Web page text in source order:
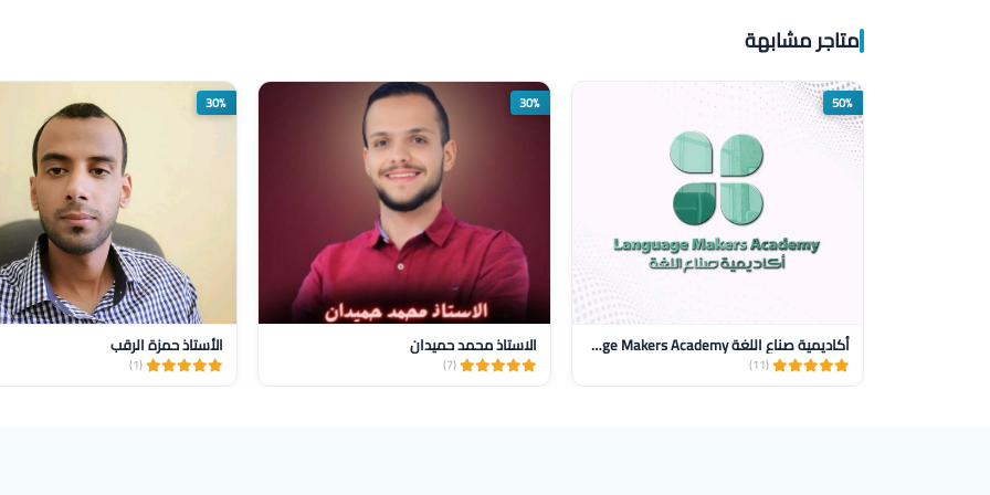
متاجر مشابهة
50%
أكاديمية صناع اللغة Language Makers Academy
(11)
30%
الاستاذ محمد حميدان
(7)
30%
الأستاذ حمزة الرقب
(1)